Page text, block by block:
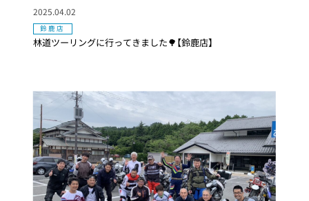
林道ツーリングに行ってきました🌳【鈴鹿店】
2025.04.02
鈴鹿店